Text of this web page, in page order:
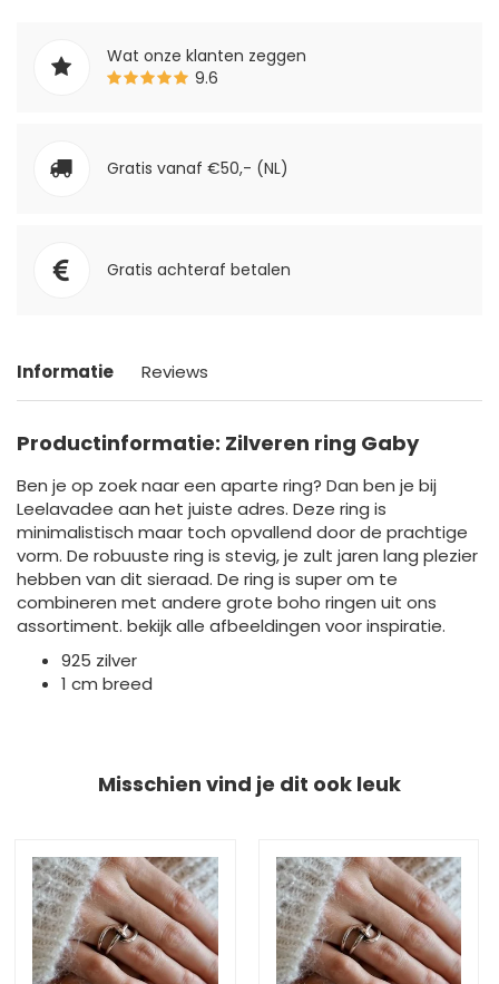
Wat onze klanten zeggen
9.6
Gratis vanaf €50,- (NL)
Gratis achteraf betalen
Informatie Reviews
Productinformatie: Zilveren ring Gaby
Ben je op zoek naar een aparte ring? Dan ben je bij
Leelavadee aan het juiste adres. Deze ring is
minimalistisch maar toch opvallend door de prachtige
vorm. De robuuste ring is stevig, je zult jaren lang plezier
hebben van dit sieraad. De ring is super om te
combineren met andere grote boho ringen uit ons
assortiment. bekijk alle afbeeldingen voor inspiratie.
925 zilver
1 cm breed
Misschien vind je dit ook leuk